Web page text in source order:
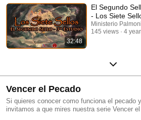
32:48
El Segundo
- Los Siete
Ministerio Palmoni
145 views
4
Vencer el Pecado
Si quieres conocer como funciona el pecado
invitamos a que mires nuestra serie Vencer